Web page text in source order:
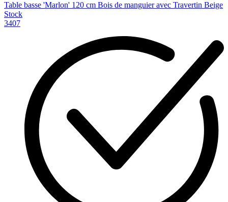
Table basse 'Marlon' 120 cm Bois de manguier avec Travertin Beige
Stock
3407